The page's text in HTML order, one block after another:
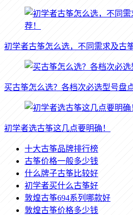
初学者古筝怎么选，不同需求及古
买古筝怎么选？各档次必选型号盘点
初学者选古筝这几点要明确！
十大古筝品牌排行榜
古筝价格一般多少钱
什么牌子古筝比较好
初学者买什么古筝好
敦煌古筝694系列哪款好
敦煌古筝价格多少钱